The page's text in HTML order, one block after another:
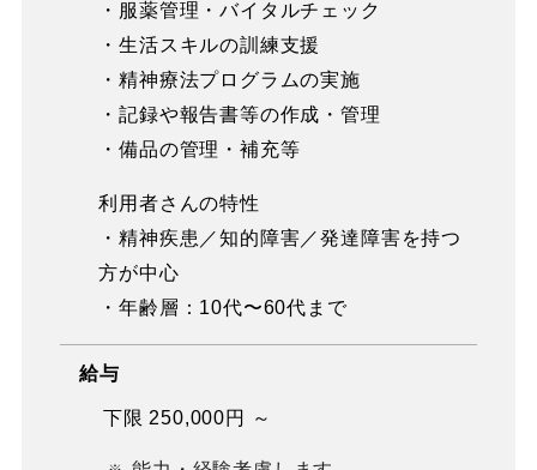
・服薬管理・バイタルチェック
・生活スキルの訓練支援
・精神療法プログラムの実施
・記録や報告書等の作成・管理
・備品の管理・補充等
利用者さんの特性
・精神疾患／知的障害／発達障害を持つ
方が中心
・年齢層：10代〜60代まで
給与
下限 250,000円 ～